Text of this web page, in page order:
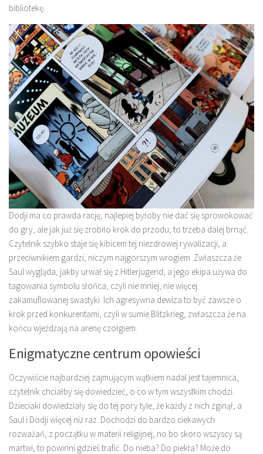
bibliotekę.
Dodji ma co prawda rację, najlepiej byłoby nie dać się sprowokować
do gry, ale jak już się zrobiło krok do przodu, to trzeba dalej brnąć.
Czytelnik szybko staje się kibicem tej niezdrowej rywalizacji, a
przeciwnikiem gardzi, niczym najgorszym wrogiem. Zwłaszcza że
Saul wygląda, jakby urwał się z Hitlerjugend, a jego ekipa używa do
tagowania symbolu słońca, czyli nie mniej, nie więcej
zakamuflowanej swastyki. Ich agresywna dewiza to być zawsze o
krok przed konkurentami, czyli w sumie Blitzkrieg, zwłaszcza że na
końcu wjeżdżają na arenę czołgiem.
Enigmatyczne centrum opowieści
Oczywiście najbardziej zajmującym wątkiem nadal jest tajemnica,
czytelnik chciałby się dowiedzieć, o co w tym wszystkim chodzi.
Dzieciaki dowiedziały się do tej pory tyle, że każdy z nich zginął, a
Saul i Dodji więcej niż raz. Dochodzi do bardzo ciekawych
rozważań, z początku w materii religijnej, no bo skoro wszyscy są
martwi, to powinni gdzieś trafić. Do nieba? Do piekła? Może do